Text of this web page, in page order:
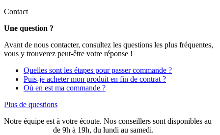
Contact
Une question ?
Avant de nous contacter, consultez les questions les plus fréquentes,
vous y trouverez peut-être votre réponse !
Quelles sont les étapes pour passer commande ?
Puis-je acheter mon produit en fin de contrat ?
Où en est ma commande ?
Plus de questions
Notre équipe est à votre écoute. Nos conseillers sont disponibles au
de 9h à 19h, du lundi au samedi.